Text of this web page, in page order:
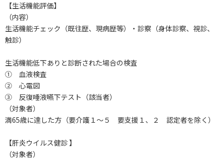
【生活機能評価】
（内容）
生活機能チェック（既往歴、現病歴等）・診察（身体診察、視診、
触診）
生活機能低下ありと診断された場合の検査
① 血液検査
② 心電図
③ 反復唾液嚥下テスト（該当者）
（対象者）
満65歳に達した方（要介護１～５ 要支援１、２ 認定者を除く）
【肝炎ウイルス健診 】
（対象者）